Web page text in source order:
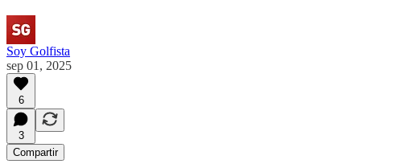
Soy Golfista
sep 01, 2025
6
3
Compartir